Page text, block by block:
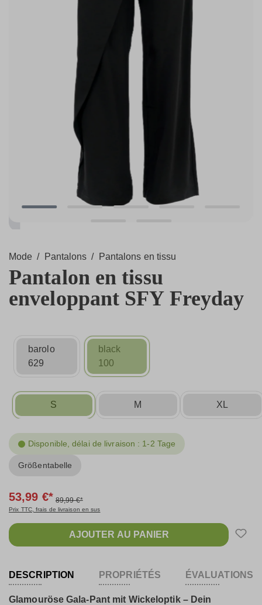
Mode / Pantalons / Pantalons en tissu
Pantalon en tissu
enveloppant SFY Freyday
DESCRIPTION PROPRIÉTÉS ÉVALUATIONS
Glamouröse Gala-Pant mit Wickeloptik – Dein
barolo
629
black
100
S M XL
Disponible, délai de livraison : 1-2 Tage
Größentabelle
53,99 €* 89,99 €*
Prix TTC, frais de livraison en sus
AJOUTER AU PANIER